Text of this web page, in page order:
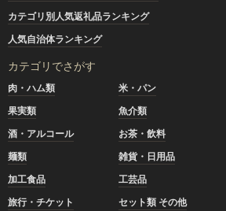
カテゴリ別人気返礼品ランキング
人気自治体ランキング
カテゴリでさがす
肉・ハム類 米・パン
果実類
魚介類
酒・アルコール
お茶・飲料
麺類
雑貨・日用品
加工食品
工芸品
旅行・チケット
セット類 その他